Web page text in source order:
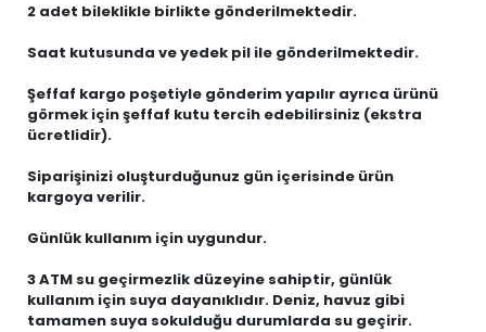
2 adet bileklikle birlikte gönderilmektedir.
Saat kutusunda ve yedek pil ile gönderilmektedir.
Şeffaf kargo poşetiyle gönderim yapılır ayrıca ürünü
görmek için şeffaf kutu tercih edebilirsiniz (ekstra
ücretlidir).
Siparişinizi oluşturduğunuz gün içerisinde ürün
kargoya verilir.
Günlük kullanım için uygundur.
3 ATM su geçirmezlik düzeyine sahiptir, günlük
kullanım için suya dayanıklıdır. Deniz, havuz gibi
tamamen suya sokulduğu durumlarda su geçirir.